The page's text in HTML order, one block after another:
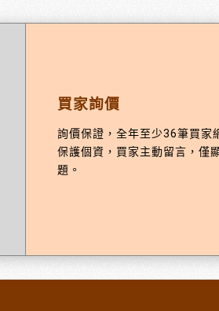
,食品製造,食品安全,食品研發。
:食品代工廠,生物科技,食品製造,食品安
廠,食品原料,保健。
買家詢價
詢價保證，全年至少36筆買家
保護個資，買家主動留言，僅
題。